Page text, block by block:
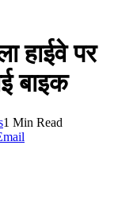
हाईवे पर
बाइक
1 Min Read